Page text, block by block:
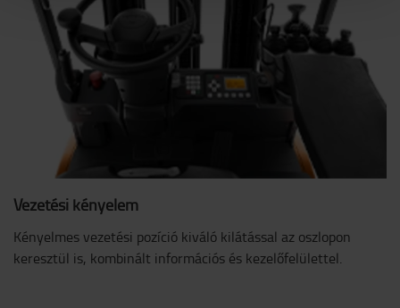
Vezetési kényelem
Kényelmes vezetési pozíció kiváló kilátással az oszlopon
keresztül is, kombinált információs és kezelőfelülettel.